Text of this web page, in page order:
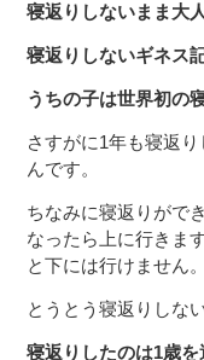
寝返りしないまま大
寝返りしないギネス
うちの子は世界初の
さすがに1年も寝返
んです。
ちなみに寝返りがで
なったら上に行きま
と下には行けません。
とうとう寝返りしな
寝返りしたのは1歳